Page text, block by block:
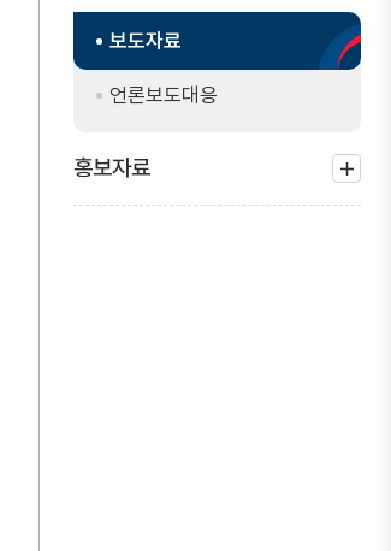
하위
메뉴보도자료
언론보도대응
홍보자료
하위